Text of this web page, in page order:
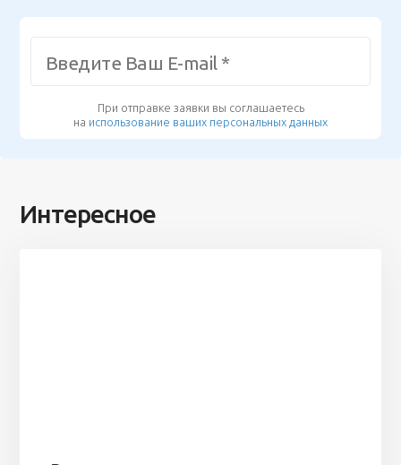
При отправке заявки вы соглашаетесь
на использование ваших персональных данных
Интересное